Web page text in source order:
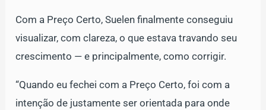
Com a Preço Certo, Suelen finalmente conseguiu
visualizar, com clareza, o que estava travando seu
crescimento — e principalmente, como corrigir.
“Quando eu fechei com a Preço Certo, foi com a
intenção de justamente ser orientada para onde